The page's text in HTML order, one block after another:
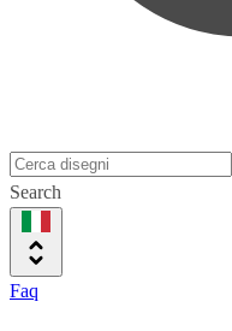
Search
Faq